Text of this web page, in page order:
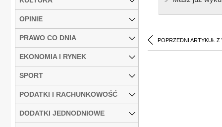
POPRZEDNI ARTYKUŁ Z
OPINIE
PRAWO CO DNIA
EKONOMIA I RYNEK
SPORT
PODATKI I RACHUNKOWOŚĆ
DODATKI JEDNODNIOWE